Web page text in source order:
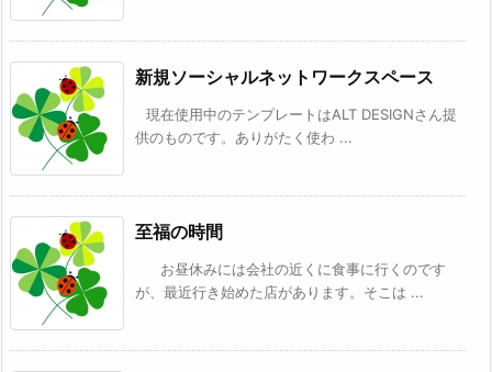
新規ソーシャルネットワークスペース
現在使用中のテンプレートはALT DESIGNさん提
供のものです。ありがたく使わ ...
至福の時間
お昼休みには会社の近くに食事に行くのです
が、最近行き始めた店があります。そこは ...